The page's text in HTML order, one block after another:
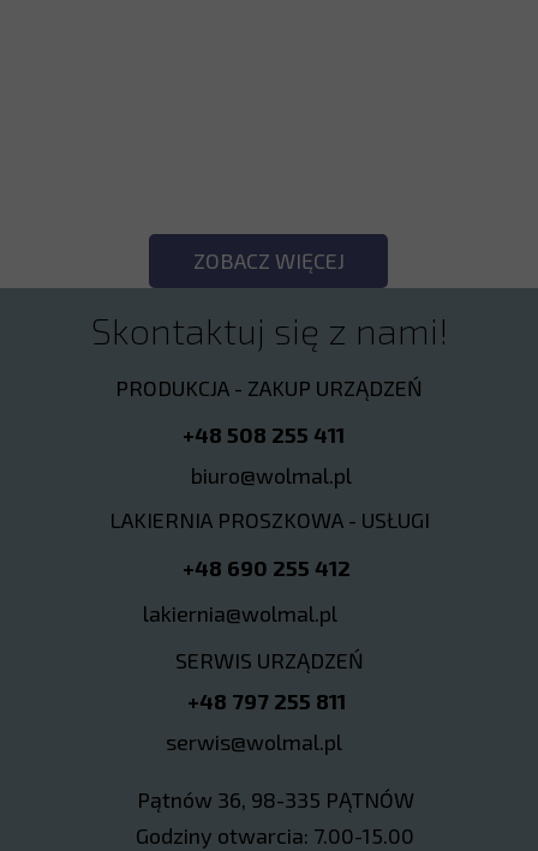
ZOBACZ WIĘCEJ
Pątnów 36, 98-335 PĄTNÓW
Godziny otwarcia: 7.00-15.00
PRODUKCJA - ZAKUP URZĄDZEŃ
+48 508 255 411
biuro@wolmal.pl
LAKIERNIA PROSZKOWA - USŁUGI
+48 690 255 412
lakiernia@wolmal.pl
SERWIS URZĄDZEŃ
+48 797 255 811
serwis@wolmal.pl
Skontaktuj się z nami!